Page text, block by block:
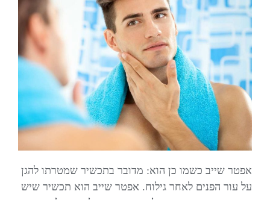
אפטר שייב כשמו כן הוא: מדובר בתכשיר שמטרתו להגן
על עור הפנים לאחר גילוח. אפטר שייב הוא תכשיר שיש